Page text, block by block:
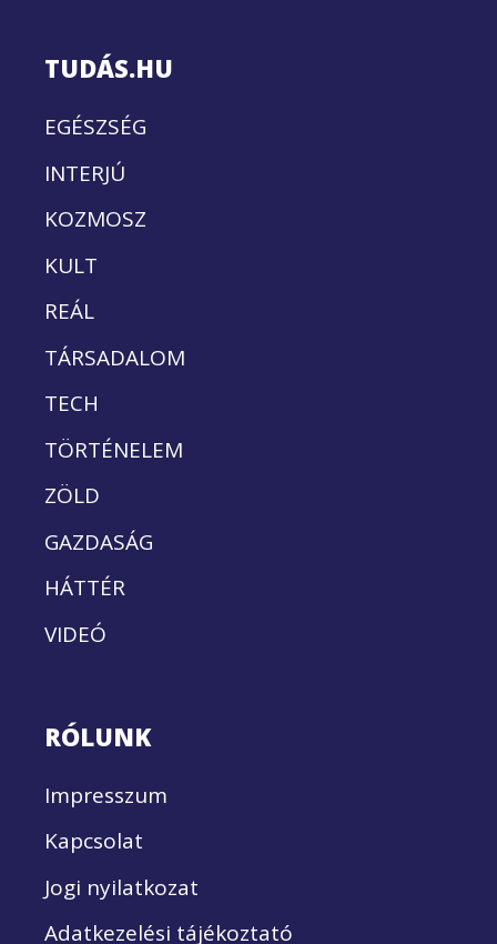
TUDÁS.HU
EGÉSZSÉG
INTERJÚ
KOZMOSZ
KULT
REÁL
TÁRSADALOM
TECH
TÖRTÉNELEM
ZÖLD
GAZDASÁG
HÁTTÉR
VIDEÓ
RÓLUNK
Impresszum
Kapcsolat
Jogi nyilatkozat
Adatkezelési tájékoztató